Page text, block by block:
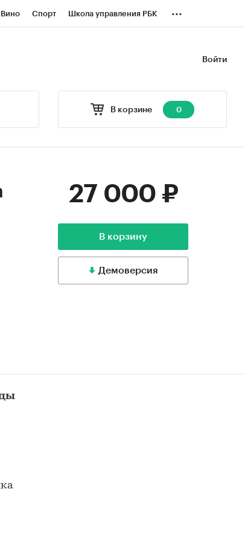
Спорт Школа управления РБК ...
Войти
В корзине 0
27 000 ₽
В корзину
Демоверсия